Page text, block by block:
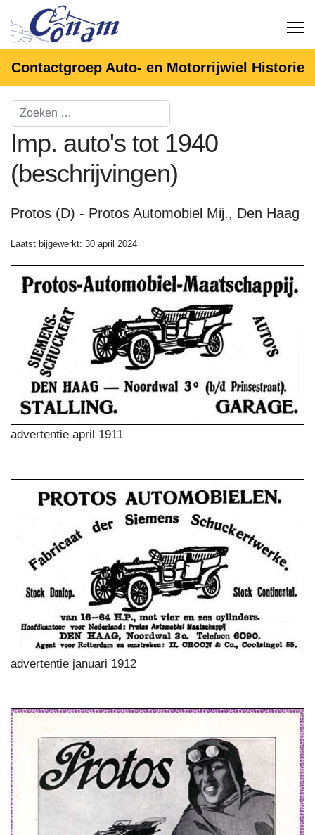
Contactgroep Auto- en Motorrijwiel Historie
Imp. auto's tot 1940
(beschrijvingen)
Protos (D) - Protos Automobiel Mij., Den Haag
Laatst bijgewerkt: 30 april 2024
advertentie april 1911
advertentie januari 1912